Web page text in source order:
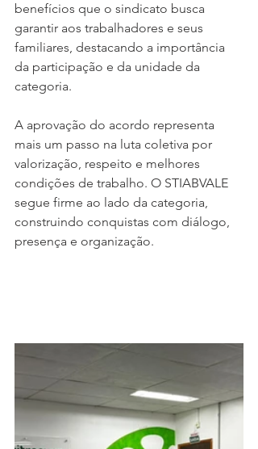
benefícios que o sindicato busca
garantir aos trabalhadores e seus
familiares, destacando a importância
da participação e da unidade da
categoria.
A aprovação do acordo representa
mais um passo na luta coletiva por
valorização, respeito e melhores
condições de trabalho. O STIABVALE
segue firme ao lado da categoria,
construindo conquistas com diálogo,
presença e organização.